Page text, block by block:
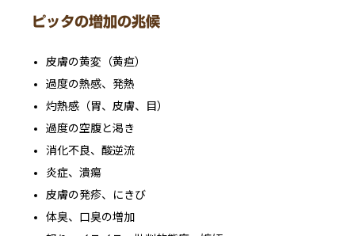
ピッタの増加の兆候
皮膚の黄変（黄疸）
過度の熱感、発熱
灼熱感（胃、皮膚、目）
過度の空腹と渇き
消化不良、酸逆流
炎症、潰瘍
皮膚の発疹、にきび
体臭、口臭の増加